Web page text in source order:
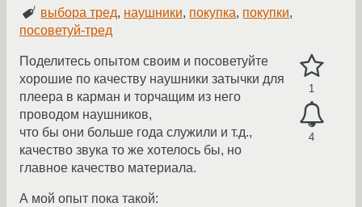
выбора тред, наушники, покупка, покупки,
посоветуй-тред
1
4
Поделитесь опытом своим и посоветуйте
хорошие по качеству наушники затычки для
плеера в карман и торчащим из него
проводом наушников,
что бы они больше года служили и т.д.,
качество звука то же хотелось бы, но
главное качество материала.
А мой опыт пока такой: